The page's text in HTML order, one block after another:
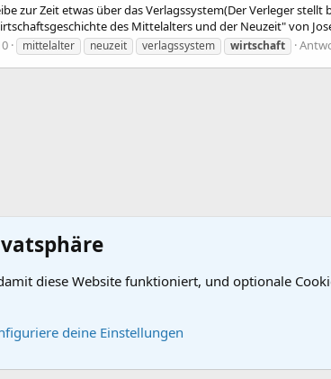
zur Zeit etwas über das Verlagssystem(Der Verleger
des Mittelalters und der Neuzeit" von
mittelalter neuzeit verlagssystem wirtschaft
diese Website funktioniert, und optionale
deine Einstellungen